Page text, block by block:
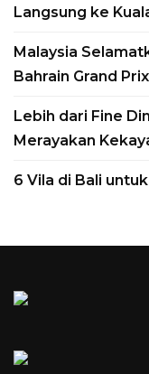
Langsung ke
Malaysia
Bahrain Grand
Lebih dari Fine
Merayakan
6 Vila di Bali
kompetisi
Read More